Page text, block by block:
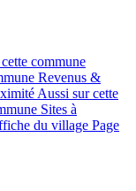
commune
Revenus &
Aussi sur cette
Sites à
du village Page